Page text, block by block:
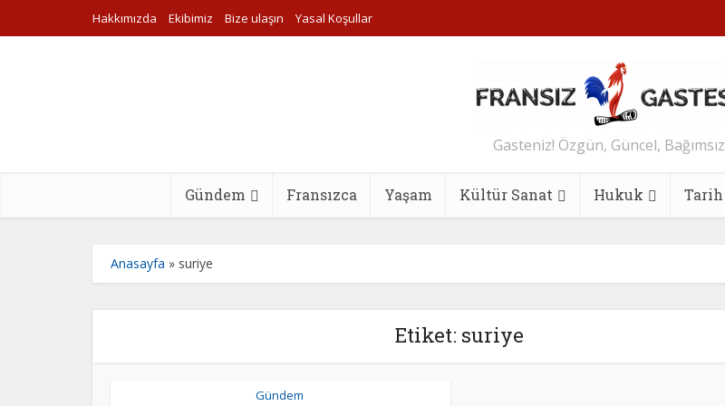
Hakkımızda Ekibimiz Bize ulaşın Yasal Koşullar
Gasteniz! Özgün, Güncel, Bağımsız
Gündem Fransızca Yaşam Kültür Sanat Hukuk Tarih
Anasayfa » suriye
Etiket: suriye
Gündem